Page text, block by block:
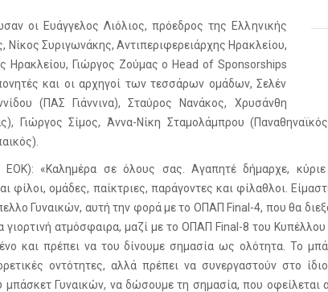
οι Ευάγγελος Λιόλιος, πρόεδρος της Ελληνικής
Συριγωνάκης, Αντιπεριφερειάρχης Ηρακλείου,
Ηρακλείου, Γιώργος Ζούμας ο Head of Sponsorships
και οι αρχηγοί των τεσσάρων ομάδων, Σελέν
(ΠΑΣ Γιάννινα), Σταύρος Νανάκος, Χρυσάνθη
Γιώργος Σίμος, Άννα-Νίκη Σταμολάμπρου
ΕΟΚ): «Καλημέρα σε όλους σας. Αγαπητέ δήμαρχε, κύριε
φίλοι, ομάδες, παίκτριες, παράγοντες και φίλαθλοι.
Γυναικών, αυτή την φορά με το ΟΠΑΠ Final-4, που θα
γιορτινή ατμόσφαιρα, μαζί με το ΟΠΑΠ Final-8 του
και πρέπει να του δίνουμε σημασία ως ολότητα. Το
οντότητες, αλλά πρέπει να συνεργαστούν στο
μπάσκετ Γυναικών, να δώσουμε τη σημασία, που οφείλεται